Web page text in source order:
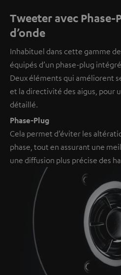
Tweeter avec
d’onde
Inhabituel dans cette gamme
équipés d’un phase-plug
Deux éléments qui améliorent
et la directivité des aigus, pour
détaillé.
Phase-Plug
Cela permet d’éviter les
phase, tout en assurant une
une diffusion plus précise des